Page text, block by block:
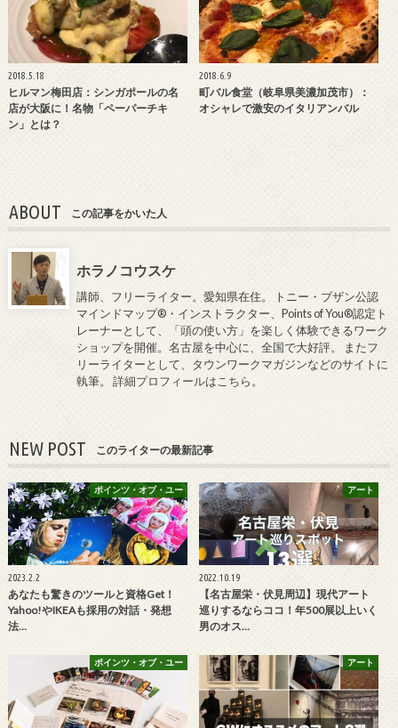
2018.5.18
ヒルマン梅田店：シンガポールの名
店が大阪に！名物「ペーパーチキ
ン」とは？
2018.6.9
町バル食堂（岐阜県美濃加茂市）：
オシャレで激安のイタリアンバル
ABOUT この記事をかいた人
ホラノコウスケ
講師、フリーライター。愛知県在住。 トニー・ブザン公認
マインドマップ®・インストラクター、Points of You®認定ト
レーナーとして、「頭の使い方」を楽しく体験できるワーク
ショップを開催。名古屋を中心に、全国で大好評。 またフ
リーライターとして、タウンワークマガジンなどのサイトに
執筆。詳細プロフィールはこちら 。
NEW POST このライターの最新記事
ポインツ・オブ・ユー
2023.2.2
あなたも驚きのツールと資格Get！
Yahoo!やIKEAも採用の対話・発想
法…
アート
2022.10.19
【名古屋栄・伏見周辺】現代アート
巡りするならココ！年500展以上いく
男のオス…
ポインツ・オブ・ユー アート